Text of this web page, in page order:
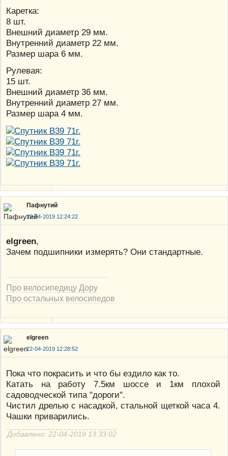
Каретка:
8 шт.
Внешний диаметр 29 мм.
Внутренний диаметр 22 мм.
Размер шара 6 мм.
Рулевая:
15 шт.
Внешний диаметр 36 мм.
Внутренний диаметр 27 мм.
Размер шара 4 мм.
Пафнутий
22-04-2019 12:24:22
elgreen,
Зачем подшипники измерять? Они стандартные.
Про велосипедицу Дору
Про остальных велосипедов
elgreen
22-04-2019 12:28:52
Пока что покрасить и что бы ездило как то.
Катать на работу 7.5км шоссе и 1км плохой
садоводческой типа "дороги".
Чистил дрелью с насадкой, стальной щеткой часа 4.
Чашки приварились.
Добавлено: 22-04-2019 13:33:02